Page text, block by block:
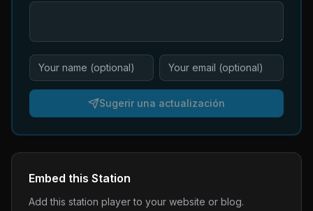
Sugerir una actualización
Embed this Station
Add this station player to your website or blog.